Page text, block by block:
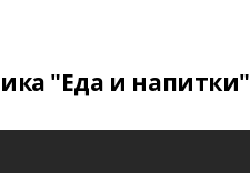
"Еда и напитки"